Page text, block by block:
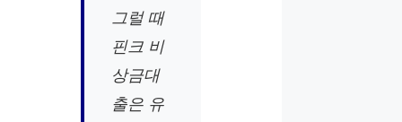
그럴 때
핀크 비
상금대
출은 유